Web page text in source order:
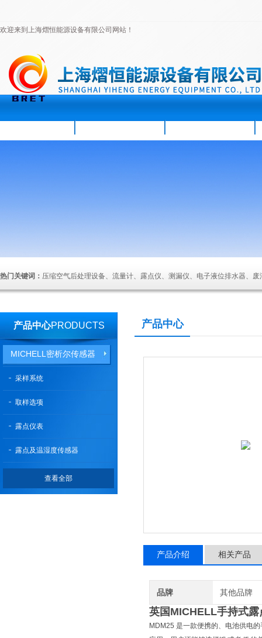
欢迎来到上海熠恒能源设备有限公司网站！
热门关键词： 压缩空气后处理设备、流量计、露点仪、测漏仪、电子液位排水器、
产品中心PRODUCTS
MICHELL密析尔传感器
采样系统
取样选项
露点仪表
露点及温湿度传感器
查看全部
产品中心
产品介绍 相关产品
品牌 其他品牌
英国MICHELL手持式
MDM25 是一款便携的、电池供电